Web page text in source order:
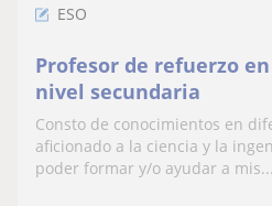
ESO
Profesor de refuerzo
nivel secundaria
Consto de conocimientos en
aficionado a la ciencia y la
poder formar y/o ayudar a mis...